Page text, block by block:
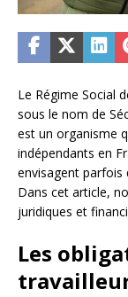
Le Régime Social
sous le nom de
est un organisme
indépendants en
envisagent parfois
Dans cet article,
juridiques et
Les